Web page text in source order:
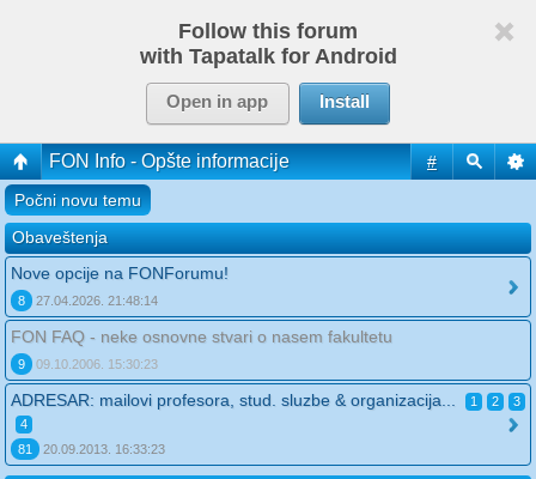
Follow this forum
with Tapatalk for Android
Open in app Install
#
FON Info - Opšte informacije
Počni novu temu
Obaveštenja
Nove opcije na FONForumu!
8 27.04.2026. 21:48:14
FON FAQ - neke osnovne stvari o nasem fakultetu
9 09.10.2006. 15:30:23
ADRESAR: mailovi profesora, stud. sluzbe & organizacija... 1 2
3
4
81
20.09.2013. 16:33:23